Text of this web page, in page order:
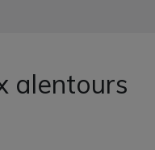
alentours